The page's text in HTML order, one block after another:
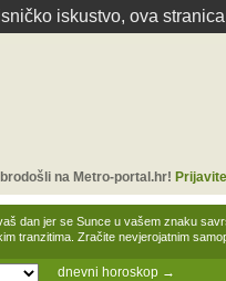
iskustvo, ova
dnevni horoskop →
dan jer se Sunce u vašem znaku
tranzitima. Zračite nevjerojatnim
na Metro-portal.hr!